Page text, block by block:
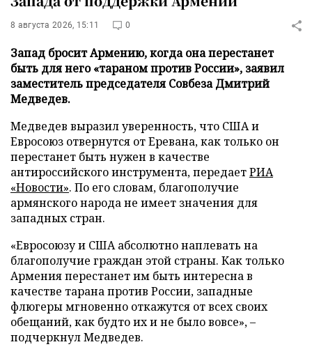
8 августа 2026, 15:11 0
Запад бросит Армению, когда она перестанет
быть для него «тараном против России», заявил
заместитель председателя Совбеза Дмитрий
Медведев.
Медведев выразил уверенность, что США и
Евросоюз отвернутся от Еревана, как только он
перестанет быть нужен в качестве
антироссийского инструмента, передаетРИА
«Новости». По его словам, благополучие
армянского народа не имеет значения для
западных стран.
«Евросоюзу и США абсолютно наплевать на
благополучие граждан этой страны. Как только
Армения перестанет им быть интересна в
качестве тарана против России, западные
флюгеры мгновенно откажутся от всех своих
обещаний, как будто их и не было вовсе», –
подчеркнул Медведев.